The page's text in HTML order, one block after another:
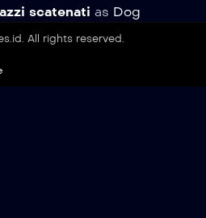
scatenati as Dog
All rights reserved.